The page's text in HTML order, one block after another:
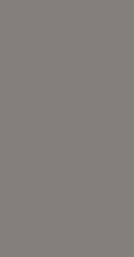
analíticas. Este tipo